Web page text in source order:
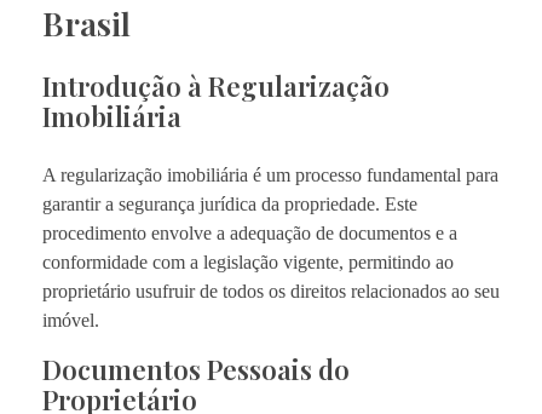
Brasil
Introdução à Regularização
Imobiliária
A regularização imobiliária é um processo fundamental para
garantir a segurança jurídica da propriedade. Este
procedimento envolve a adequação de documentos e a
conformidade com a legislação vigente, permitindo ao
proprietário usufruir de todos os direitos relacionados ao seu
imóvel.
Documentos Pessoais do
Proprietário